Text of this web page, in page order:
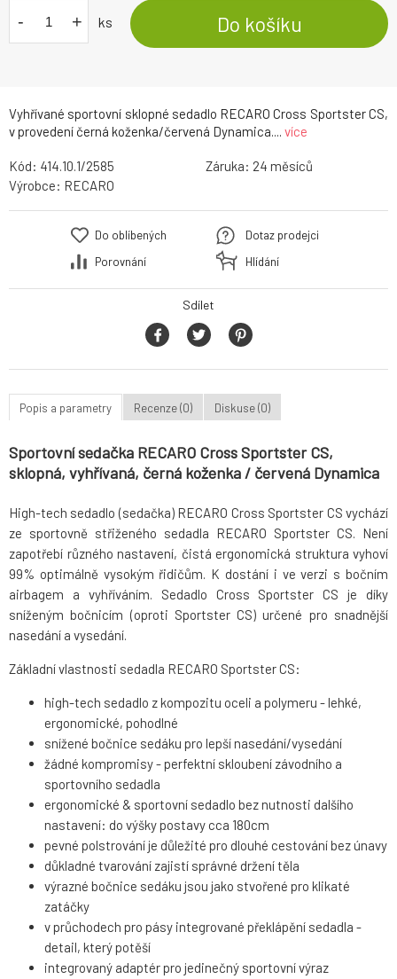
Vyhřívané sportovní sklopné sedadlo RECARO Cross Sportster CS,
v provedení černá koženka/červená Dynamica.... více
- + ks Do košíku
Kód: 414.10.1/2585 Záruka: 24
Výrobce: RECARO
Do oblíbených
Porovnání
Dotaz prodejci
Hlídání
Sdílet
Popis a parametry Recenze (0) Diskuse (0)
Sportovní sedačka RECARO Cross Sportster CS,
sklopná, vyhřívaná, černá koženka / červená Dynamica
High-tech sedadlo (sedačka) RECARO Cross Sportster CS vychází
ze sportovně střiženého sedadla RECARO Sportster CS. Není
zapotřebí různého nastavení, čistá ergonomická struktura vyhoví
99% optimálně vysokým řidičům. K dostání i ve verzi s bočním
airbagem a vyhříváním. Sedadlo Cross Sportster CS je díky
sníženým bočnicím (oproti Sportster CS) určené pro snadnější
nasedání a vysedání.
Základní vlastnosti sedadla RECARO Sportster CS:
high-tech sedadlo z kompozitu oceli a polymeru - lehké,
ergonomické, pohodlné
snížené bočnice sedáku pro lepší nasedání/vysedání
žádné kompromisy - perfektní skloubení závodního a
sportovního sedadla
ergonomické & sportovní sedadlo bez nutnosti dalšího
nastavení: do výšky postavy cca 180cm
pevné polstrování je důležité pro dlouhé cestování bez únavy
důkladné tvarování zajistí správné držení těla
výrazné bočnice sedáku jsou jako stvořené pro klikaté
zatáčky
v průchodech pro pásy integrované překlápění sedadla -
detail, který potěší
integrovaný adaptér pro jedinečný sportovní výraz